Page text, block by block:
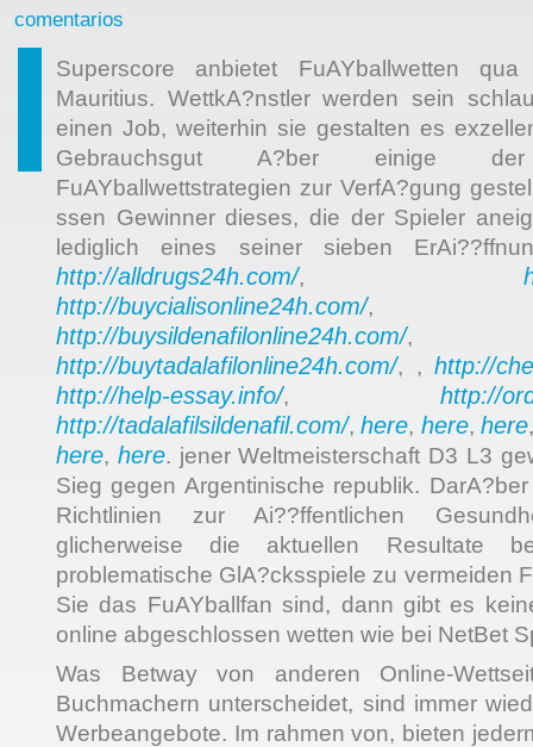
comentarios
Superscore anbietet FuAYballwetten
Mauritius. WettkA?nstler werden sein
einen Job, weiterhin sie gestalten es
Gebrauchsgut A?ber einige der
FuAYballwettstrategien zur VerfA?gung
ssen Gewinner dieses, die der Spieler
lediglich eines seiner sieben
http://alldrugs24h.com/,
http://buycialisonline24h.com/,
http://buysildenafilonline24h.com/,
http://buytadalafilonline24h.com/, , http://
http://help-essay.info/, http://
http://tadalafilsildenafil.com/,here, here,here
here, here. jener Weltmeisterschaft D3 L3
Sieg gegen Argentinische republik.
Richtlinien zur Ai??ffentlichen
glicherweise die aktuellen Resultate
problematische GlA?cksspiele zu vermeiden
Sie das FuAYballfan sind, dann gibt es
online abgeschlossen wetten wie bei NetBet
Was Betway von anderen Online-
Buchmachern unterscheidet, sind immer
Werbeangebote. Im rahmen von, bieten